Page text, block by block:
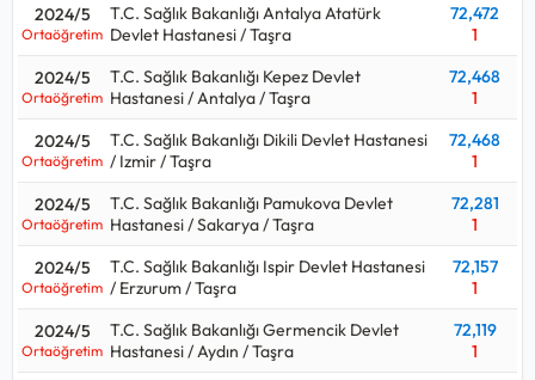
2024/5
Ortaöğretim
T.C. Sağlık Bakanlığı Antalya Atatürk
Devlet Hastanesi / Taşra
72,472
1
2024/5
Ortaöğretim
T.C. Sağlık Bakanlığı Kepez Devlet
Hastanesi / Antalya / Taşra
72,468
1
2024/5
Ortaöğretim
T.C. Sağlık Bakanlığı Dikili Devlet Hastanesi
/ Izmir / Taşra
72,468
1
2024/5
Ortaöğretim
T.C. Sağlık Bakanlığı Pamukova Devlet
Hastanesi / Sakarya / Taşra
72,281
1
2024/5
Ortaöğretim
T.C. Sağlık Bakanlığı Ispir Devlet Hastanesi
/ Erzurum / Taşra
72,157
1
2024/5
Ortaöğretim
T.C. Sağlık Bakanlığı Germencik Devlet
Hastanesi / Aydın / Taşra
72,119
1